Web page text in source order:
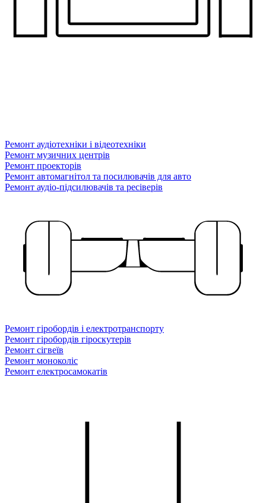
Ремонт аудіотехніки і відеотехніки
Ремонт музичних центрів
Ремонт проекторів
Ремонт автомагнітол та посилювачів для авто
Ремонт аудіо-підсилювачів та ресіверів
Ремонт гіробордів і електротранспорту
Ремонт гіробордів гіроскутерів
Ремонт сігвеїв
Ремонт моноколіс
Ремонт електросамокатів